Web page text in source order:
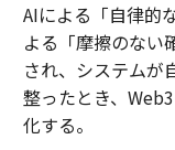
AIによる「自律的
よる「摩擦のない
され、システムが
整ったとき、
化する。